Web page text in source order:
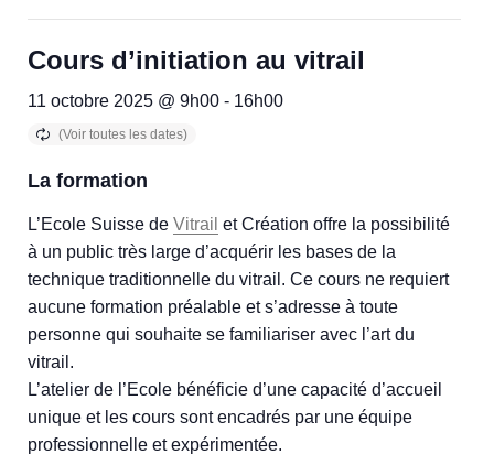
Cours d’initiation au vitrail
11 octobre 2025 @ 9h00 - 16h00
La formation
L’Ecole Suisse de Vitrail et Création offre la possibilité
à un public très large d’acquérir les bases de la
technique traditionnelle du vitrail. Ce cours ne requiert
aucune formation préalable et s’adresse à toute
personne qui souhaite se familiariser avec l’art du
vitrail.
L’atelier de l’Ecole bénéficie d’une capacité d’accueil
unique et les cours sont encadrés par une équipe
professionnelle et expérimentée.